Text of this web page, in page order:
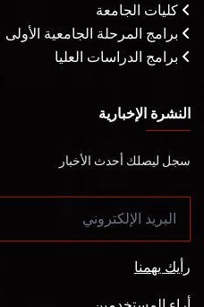
كليات الجامعة
برامج المرحلة الجامعية الأولى
برامج الدراسات العليا
النشرة الإخبارية
سجل ليصلك أحدث الأخبار
رأيك يهمنا